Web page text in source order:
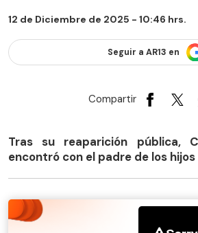
12 de Diciembre de 2025 - 10:46 hrs.
Seguir a AR13 en
Compartir
Tras su reaparición pública,
encontró con el padre de los